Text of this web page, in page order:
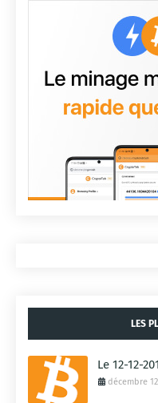
LES
Le 12-12-
décembre